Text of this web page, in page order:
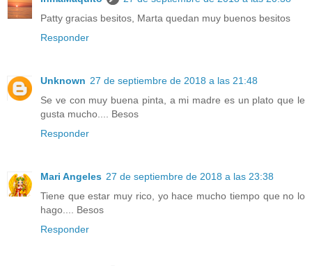
Patty gracias besitos, Marta quedan muy buenos besitos
Responder
Unknown 27 de septiembre de 2018 a las 21:48
Se ve con muy buena pinta, a mi madre es un plato que le
gusta mucho.... Besos
Responder
Mari Angeles 27 de septiembre de 2018 a las 23:38
Tiene que estar muy rico, yo hace mucho tiempo que no lo
hago.... Besos
Responder